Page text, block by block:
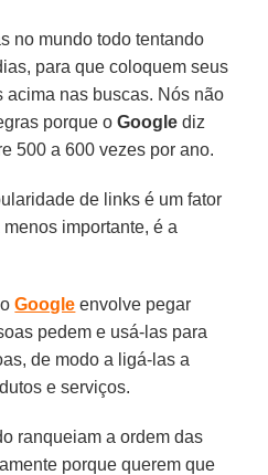
no mundo todo tentando
para que coloquem seus
acima nas buscas. Nós não
porque oGoogle diz
500 a 600 vezes por ano.
de links é um fator
importante, é a
Google envolve pegar
pedem e usá-las para
de modo a ligá-las a
e serviços.
ranqueiam a ordem das
porque querem que